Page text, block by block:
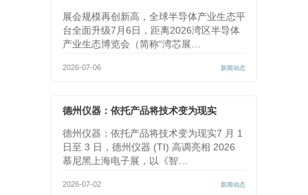
展会规模再创新高，全球半导体产业生态平
台全面升级7月6日，距离2026湾区半导体
产业生态博览会（简称“湾芯展…
2026-07-06 新闻动态
德州仪器：依托产品将技术变为现实
德州仪器：依托产品将技术变为现实7 月 1
日至 3 日，德州仪器 (TI) 高调亮相 2026
慕尼黑上海电子展，以《智…
2026-07-02 新闻动态